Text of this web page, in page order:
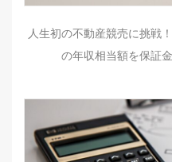
人生初の不動産競売に挑
の年収相当額を保証